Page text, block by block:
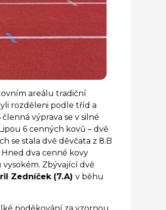
areálu tradiční
rozděleni podle tříd a
výprava se v silné
6 cenných kovů – dvě
se stala dvě děvčata z 8.B
dva cenné kovy
Zbývající dvě
Zedníček (7.A) v běhu